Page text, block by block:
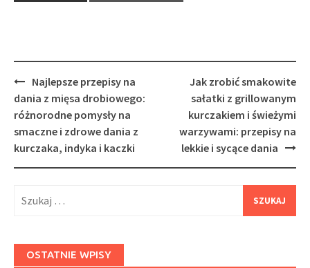
Post
navigation
Najlepsze przepisy na
dania z mięsa drobiowego:
różnorodne pomysły na
smaczne i zdrowe dania z
kurczaka, indyka i kaczki
Jak zrobić smakowite
sałatki z grillowanym
kurczakiem i świeżymi
warzywami: przepisy na
lekkie i sycące dania
OSTATNIE WPISY